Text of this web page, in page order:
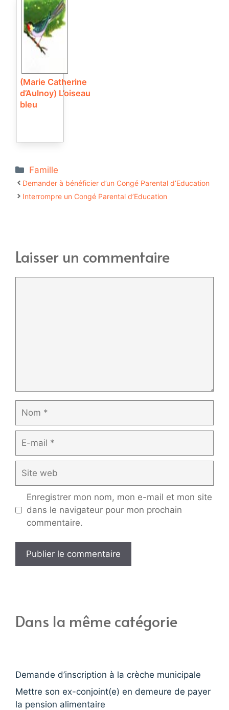
(Marie Catherine
d’Aulnoy) L’oiseau
bleu
Catégories
Famille
Demander à bénéficier d’un Congé Parental d’Education
Interrompre un Congé Parental d’Education
Laisser un commentaire
mail
web
Enregistrer mon nom, mon e-mail et mon site
dans le navigateur pour mon prochain
commentaire.
Dans la même catégorie
Demande d’inscription à la crèche municipale
Mettre son ex-conjoint(e) en demeure de payer
la pension alimentaire